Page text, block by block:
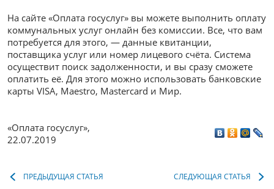
На сайте «Оплата госуслуг» вы можете выполнить оплату
коммунальных услуг онлайн без комиссии. Все, что вам
потребуется для этого, — данные квитанции,
поставщика услуг или номер лицевого счёта. Система
осуществит поиск задолженности, и вы сразу сможете
оплатить её. Для этого можно использовать банковские
карты VISA, Maestro, Mastercard и Мир.
«Оплата госуслуг»,
22.07.2019
ПРЕДЫДУЩАЯ СТАТЬЯ СЛЕДУЮЩАЯ СТАТЬЯ